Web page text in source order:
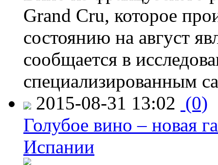
Grand Cru, которое
состоянию на август
сообщается в
специализированным
2015-08-31 13:02 (0)
Голубое вино – новая
Испании